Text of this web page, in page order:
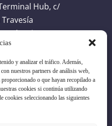
y analizar el tráfico. Además,
nuestros partners de análisis web,
o que hayan recopilado a
cookies si continúa utilizando
cookies seleccionando las siguientes
Hub, c/
Valencia
oficina: L-J:
-17:30h. V: 8:30h